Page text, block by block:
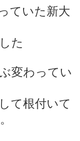
ていた新大
た
変わってい
て根付いて